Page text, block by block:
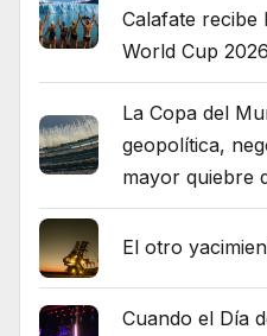
Calafate recibe
World Cup 2026
La Copa del
geopolítica,
mayor quiebre
El otro
Cuando el Día